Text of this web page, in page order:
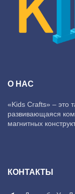
О НАС
«Kids Crafts» – это
развивающаяся
магнитных
КОНТАКТЫ